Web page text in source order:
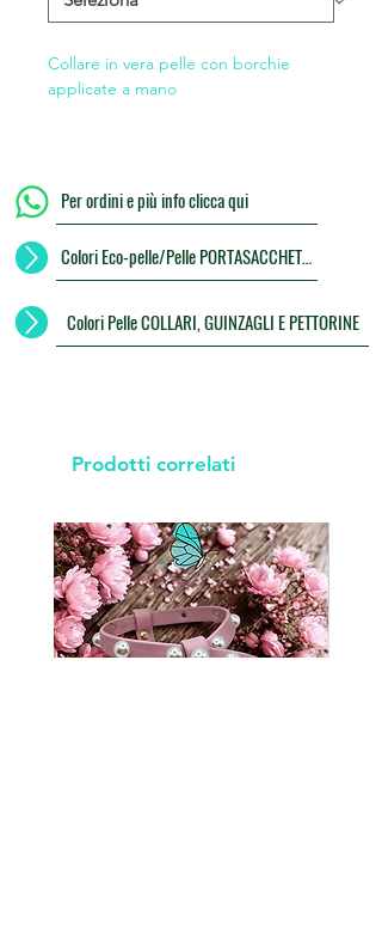
Collare in vera pelle con borchie
applicate a mano
Per ordini e più info clicca qui
Colori Eco-pelle/Pelle PORTASACCHETTI
Colori Pelle COLLARI, GUINZAGLI E PETTORINE
Prodotti correlati